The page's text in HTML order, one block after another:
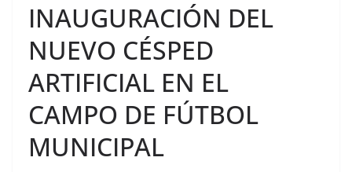
INAUGURACIÓN DEL
NUEVO CÉSPED
ARTIFICIAL EN EL
CAMPO DE FÚTBOL
MUNICIPAL